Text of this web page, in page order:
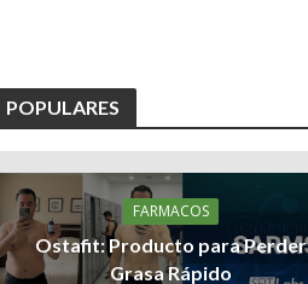
POPULARES
FARMACOS
Ostafit: Producto para Perder
Grasa Rápido